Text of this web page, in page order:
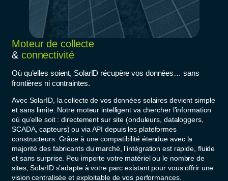
Moteur de collecte
&connectivité
Où qu’elles soient, SolarID récupère vos données… sans
frontières ni contraintes.
Avec SolarID, la collecte de vos données solaires devient simple
et sans limite. Notre moteur intelligent va chercher l’information
où qu’elle soit : directement sur site (onduleurs, dataloggers,
SCADA, capteurs) ou via API depuis les plateformes
constructeurs. Grâce à une compatibilité étendue avec la
majorité des fabricants du marché, l’intégration est rapide, fluide
et sans surprise. Peu importe votre matériel ou le nombre de
sites, SolarID s’adapte à votre parc existant pour vous offrir une
vision centralisée et exploitable de vos performances.